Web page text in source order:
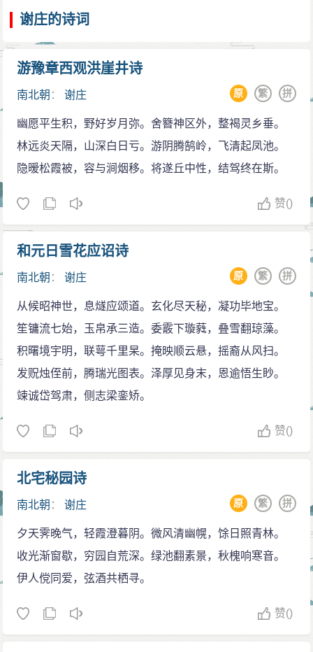
谢庄的诗词
游豫章西观洪崖井诗
南北朝 ：谢庄 拼
繁
原
幽愿平生积，野好岁月弥。舍簪神区外，整褐灵乡垂。
林远炎天隔，山深白日亏。游阴腾鹄岭，飞清起凤池。
隐暧松霞被，容与涧烟移。将遂丘中性，结驾终在斯。
赞()
和元日雪花应诏诗
南北朝 ：谢庄 拼
繁
原
从候昭神世，息燧应颂道。玄化尽天秘，凝功毕地宝。
笙镛流七始，玉帛承三造。委霰下璇蕤，叠雪翻琼藻。
积曙境宇明，联萼千里杲。掩映顺云悬，摇裔从风扫。
发贶烛侄前，腾瑞光图表。泽厚见身末，恩逾悟生眇。
竦诚岱驾肃，侧志梁銮矫。
赞()
北宅秘园诗
南北朝 ：谢庄 拼
繁
原
夕天霁晚气，轻霞澄暮阴。微风清幽幌，馀日照青林。
收光渐窗歇，穷园自荒深。绿池翻素景，秋槐响寒音。
伊人傥同爱，弦酒共栖寻。
赞()